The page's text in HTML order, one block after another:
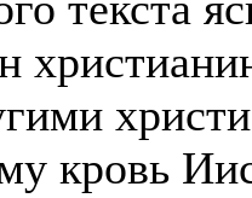
кровь